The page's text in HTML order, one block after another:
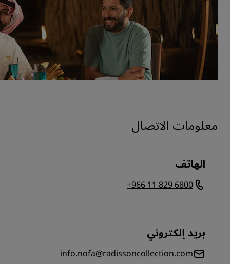
معلومات الاتصال
الهاتف
+966 11 829 6800
بريد إلكتروني
info.nofa@radissoncollection.com